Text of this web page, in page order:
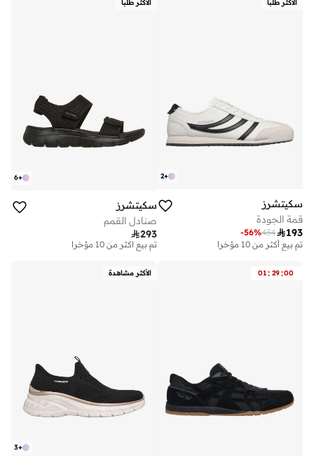
الأكثر طلبا
+
2
سكيتشرز
قمة الجودة
193
434
-56%
تم بيع أكثر من 10 مؤخرا
الأكثر طلبا
+
6
سكيتشرز
صنادل القمم
293
توصيل مجاني
تم بيع أكثر من 10 مؤخرا
توصيل مجاني
01: 29:00 الأكثر مشاهدة
+
3